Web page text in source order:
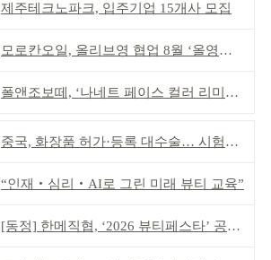
제주테크노파크, 입주기업 15개사 모집
모로칸오일, 올리브영 협업 8월 ‘올영픽’ 선정
폴앤조보떼, ‘나네트 페이스 컬러 리미티드’ 출시
중국, 화장품 허가·등록 대수술… 시험자료 공용 허용
“인재‧심리‧AI로 그린 미래 뷰티 교육”
[동정] 한메직협, ‘2026 뷰티페스타’ 공동 주최